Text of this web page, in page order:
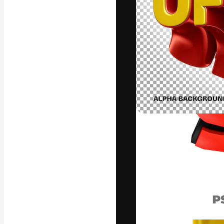
La
migliori lavori.
creativi,
Italiano